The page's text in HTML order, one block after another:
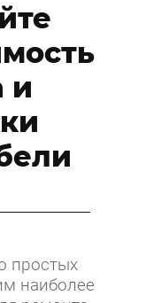
и
простых
наиболее